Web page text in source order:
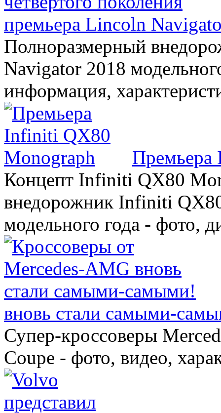
премьера Lincoln
Полноразмерный
Navigator 2018
информация,
Премьера
Концепт Infiniti QX80
внедорожник Infiniti
модельного года - фото,
вновь стали самыми-
Супер-кроссоверы
Coupe - фото, видео,